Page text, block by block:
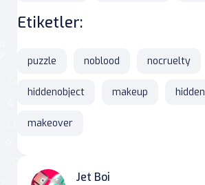
Etiketler:
puzzle noblood nocruelty
hiddenobject makeup hidden
makeover
Jet Boi